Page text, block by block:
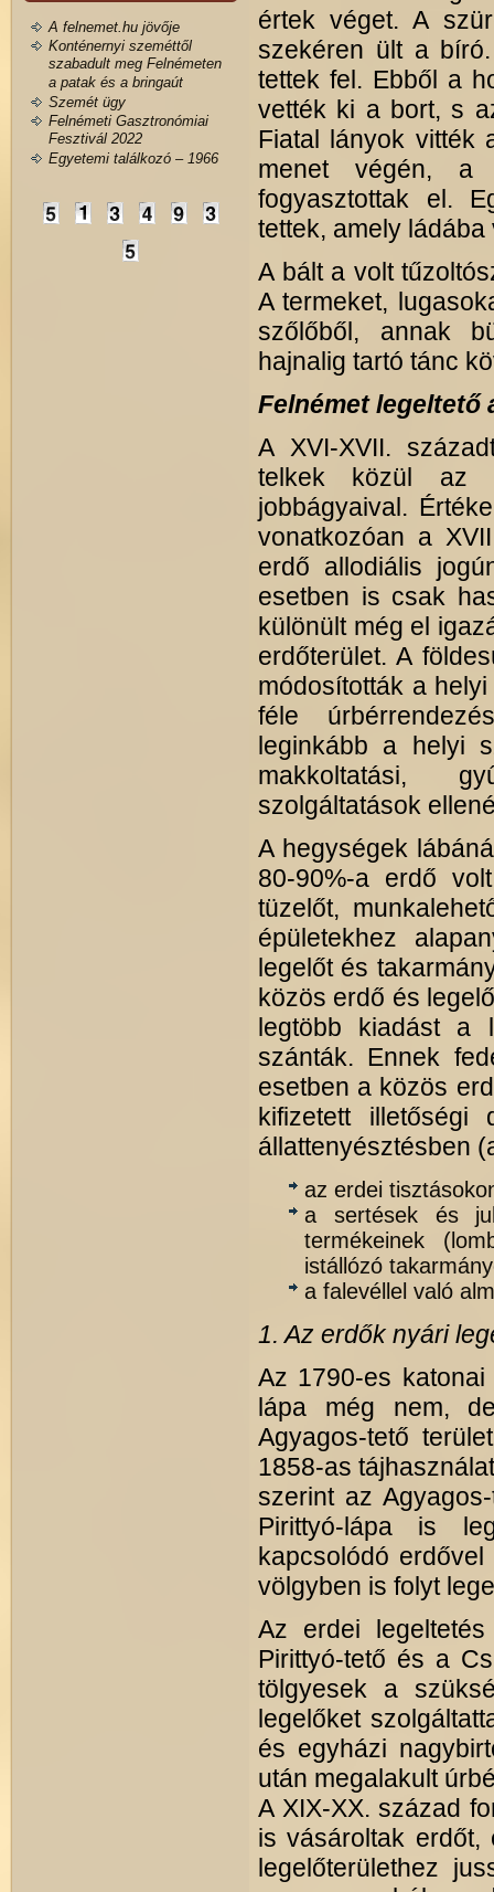
A felnemet.hu jövője
Konténernyi szeméttől
szabadult meg Felnémeten
a patak és a bringaút
Szemét ügy
Felnémeti Gasztronómiai
Fesztivál 2022
Egyetemi találkozó – 1966
értek véget. A
szekéren ült a
tettek fel. Ebből a
vették ki a bort, s
Fiatal lányok vitték
menet végén, a
fogyasztottak el.
tettek, amely
A bált a volt
A termeket,
szőlőből, annak
hajnalig tartó tánc
Felnémet legeltető
A XVI-XVII.
telkek közül az
jobbágyaival.
vonatkozóan a
erdő allodiális
esetben is csak
különült még el
erdőterület. A
módosították a
féle
leginkább a helyi
makkoltatási,
szolgáltatások
A hegységek
80-90%-a erdő
tüzelőt,
épületekhez
legelőt és
közös erdő és
legtöbb kiadást a
szánták. Ennek
esetben a közös
kifizetett
állattenyésztésben
az erdei
a sertések és
termékeinek
istállózó
a falevéllel való
1. Az erdők nyári
Az 1790-es
lápa még nem,
Agyagos-tető
1858-as
szerint az
Pirittyó-lápa is
kapcsolódó
völgyben is folyt
Az erdei
Pirittyó-tető és a
tölgyesek a
legelőket
és egyházi
után megalakult
A XIX-XX. század
is vásároltak
legelőterülethez